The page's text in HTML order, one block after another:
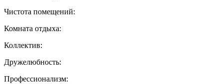
Чистота помещений:
Комната отдыха:
Коллектив:
Дружелюбность:
Профессионализм: